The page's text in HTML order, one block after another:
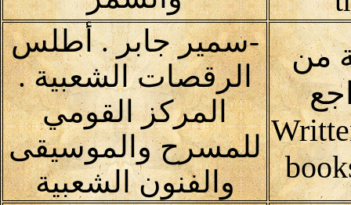
من
-سمير جابر . أطلس
الرقصات الشعبية .
المركز القومي
للمسرح والموسيقى
والفنون الشعبية